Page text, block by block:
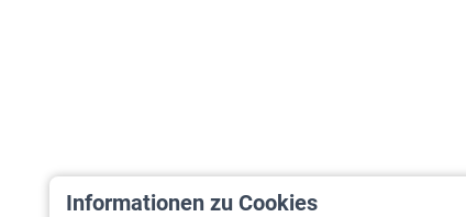
Informationen zu Cookies